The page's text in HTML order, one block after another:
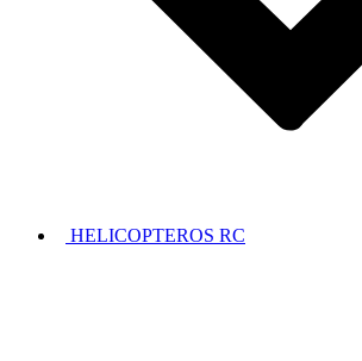
HELICOPTEROS RC